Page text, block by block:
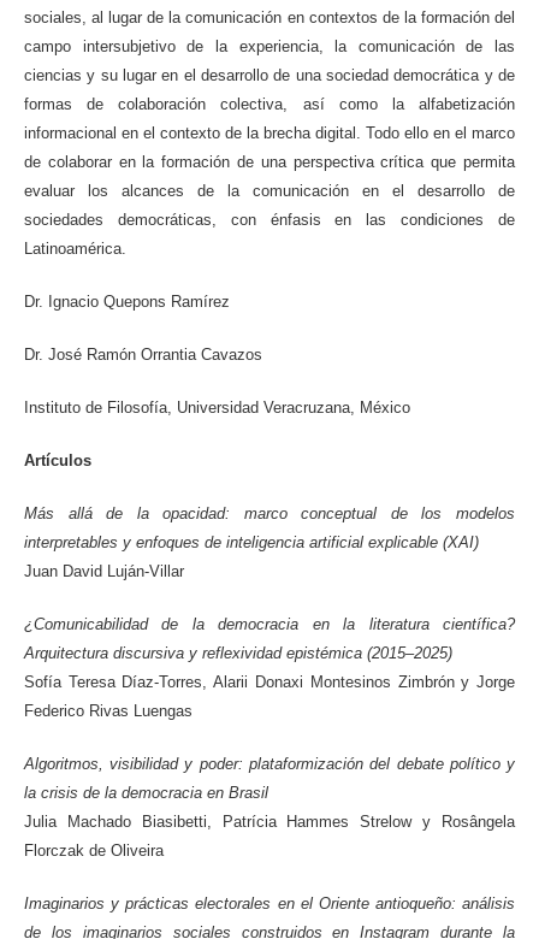
sociales, al lugar de la comunicación en contextos de la formación del
campo intersubjetivo de la experiencia, la comunicación de las
ciencias y su lugar en el desarrollo de una sociedad democrática y de
formas de colaboración colectiva, así como la alfabetización
informacional en el contexto de la brecha digital. Todo ello en el marco
de colaborar en la formación de una perspectiva crítica que permita
evaluar los alcances de la comunicación en el desarrollo de
sociedades democráticas, con énfasis en las condiciones de
Latinoamérica.
Dr. Ignacio Quepons Ramírez
Dr. José Ramón Orrantia Cavazos
Instituto de Filosofía, Universidad Veracruzana, México
Artículos
Más allá de la opacidad: marco conceptual de los modelos
interpretables y enfoques de inteligencia artificial explicable (XAI)
Juan David Luján-Villar
¿Comunicabilidad de la democracia en la literatura científica?
Arquitectura discursiva y reflexividad epistémica (2015–2025)
Sofía Teresa Díaz-Torres, Alarii Donaxi Montesinos Zimbrón y Jorge
Federico Rivas Luengas
Algoritmos, visibilidad y poder: plataformización del debate político y
la crisis de la democracia en Brasil
Julia Machado Biasibetti, Patrícia Hammes Strelow y Rosângela
Florczak de Oliveira
Imaginarios y prácticas electorales en el Oriente antioqueño: análisis
de los imaginarios sociales construidos en Instagram durante la